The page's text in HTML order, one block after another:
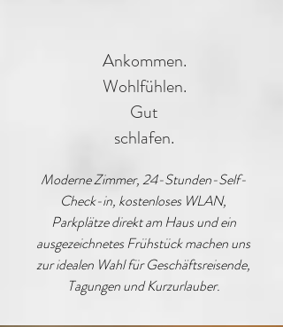
Ankommen.
Wohlfühlen.
Gut
schlafen.
Moderne Zimmer, 24-Stunden-Self-
Check-in, kostenloses WLAN,
Parkplätze direkt am Haus und ein
ausgezeichnetes Frühstück machen uns
zur idealen Wahl für Geschäftsreisende,
Tagungen und Kurzurlauber.